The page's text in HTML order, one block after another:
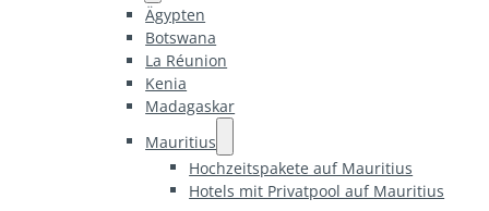
Ägypten
Botswana
La Réunion
Kenia
Madagaskar
Mauritius
Hochzeitspakete auf Mauritius
Hotels mit Privatpool auf Mauritius